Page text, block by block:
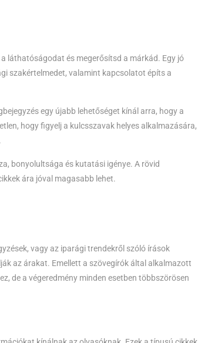
láthatóságodat és megerősítsd a márkád. Egy jó
szakértelmedet, valamint kapcsolatot építs a
egy újabb lehetőséget kínál arra, hogy a
hogy figyelj a kulcsszavak helyes alkalmazására,
bonyolultsága és kutatási igénye. A rövid
ára jóval magasabb lehet.
vagy az iparági trendekről szóló írások
az árakat. Emellett a szövegírók által alkalmazott
de a végeredmény minden esetben többszörösen